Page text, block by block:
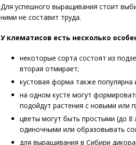
Для успешного выращивания стоит
ними не составит труда.
У клематисов есть несколько
некоторые сорта состоят из
вторая отмирает;
кустовая форма также популярна
на одном кусте могут
подойдут растения с новыми или
цветы могут быть простыми (до 8
одиночными или образовывать
для выращивания в Сибири